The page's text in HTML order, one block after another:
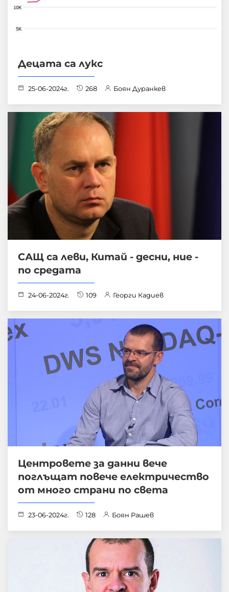
Децата са лукс
25-06-2024г. 268 Боян Дуранкев
САЩ са леви, Китай - десни, ние -
по средата
24-06-2024г. 109 Георги Кадиев
Центровете за данни вече
поглъщат повече електричество
от много страни по света
23-06-2024г. 128 Боян Рашев